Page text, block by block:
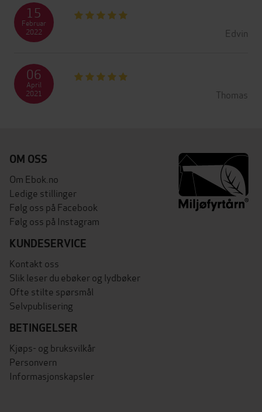
Edvin
15
Februar
2022
Thomas
06
April
2021
OM OSS
Om Ebok.no
Ledige stillinger
Følg oss på Facebook
Følg oss på Instagram
KUNDESERVICE
Kontakt oss
Slik leser du ebøker og lydbøker
Ofte stilte spørsmål
Selvpublisering
BETINGELSER
Kjøps- og bruksvilkår
Personvern
Informasjonskapsler